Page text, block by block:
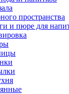
пространства
и пюре для